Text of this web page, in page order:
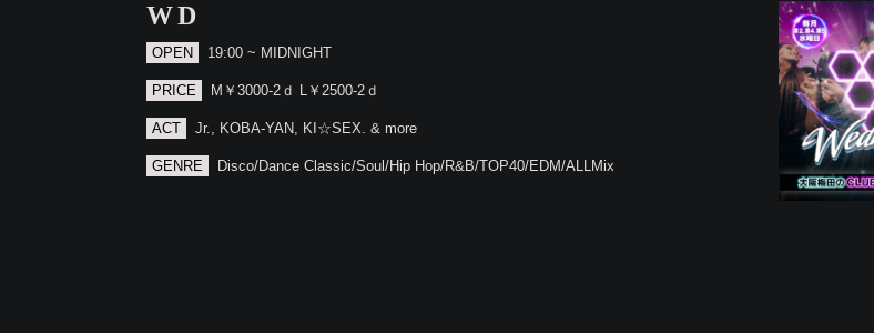
WD
OPEN 19:00 ~ MIDNIGHT
PRICE M￥3000-2ｄ L￥2500-2ｄ
ACT Jr., KOBA-YAN, KI☆SEX. & more
GENRE Disco/Dance Classic/Soul/Hip Hop/R&B/TOP40/EDM/ALLMix